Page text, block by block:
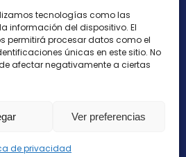
tecnologías como las
información del dispositivo. El
permitirá procesar datos como el
únicas en este sitio. No
afectar negativamente a ciertas
Ver preferencias
de privacidad
Denuncias
contacto@nostresol.com